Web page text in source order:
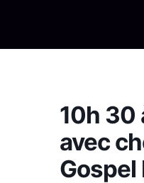
10h 30
avec
Gospel